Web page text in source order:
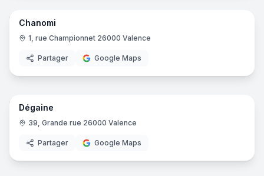
Salon de thé
Chanomi
1, rue Championnet 26000 Valence
Partager Google Maps
Magasin de vêtements
6
Dégaine
39, Grande rue 26000 Valence
Partager Google Maps
6